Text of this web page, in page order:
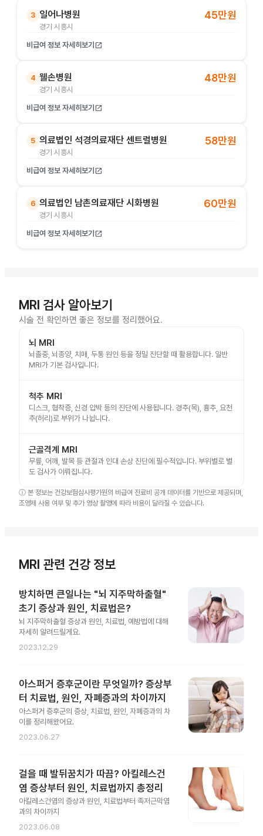
3 일어나병원
경기 시흥시
45만원
비급여 정보 자세히보기 open_in_new
4 웰손병원
경기 시흥시
48만원
비급여 정보 자세히보기 open_in_new
5 의료법인 석경의료재단 센트럴병원
경기 시흥시
58만원
비급여 정보 자세히보기 open_in_new
6 의료법인 남촌의료재단 시화병원
경기 시흥시
60만원
비급여 정보 자세히보기 open_in_new
MRI 검사 알아보기
시술 전 확인하면 좋은 정보를 정리했어요.
뇌 MRI
뇌졸중, 뇌종양, 치매, 두통 원인 등을 정밀 진단할 때 활용합니다. 일반
MRI가 기본 검사입니다.
척추 MRI
디스크, 협착증, 신경 압박 등의 진단에 사용됩니다. 경추(목), 흉추, 요천
추(허리)로 부위가 나뉩니다.
근골격계 MRI
무릎, 어깨, 발목 등 관절과 인대 손상 진단에 필수적입니다. 부위별로 별
도 검사가 이뤄집니다.
ⓘ 본 정보는 건강보험심사평가원의 비급여 진료비 공개 데이터를 기반으로 제공되며,
조영제 사용 여부 및 추가 영상 촬영에 따라 비용이 달라질 수 있습니다.
MRI 관련 건강 정보
방치하면 큰일나는 "뇌 지주막하출혈"
초기 증상과 원인, 치료법은?
뇌 지주막하출혈 증상과 원인, 치료법, 예방법에 대해
자세히 알려드릴게요.
2023.12.29
아스퍼거 증후군이란 무엇일까? 증상부
터 치료법, 원인, 자폐증과의 차이까지
아스퍼거 증후군의 증상, 치료법, 원인, 자폐증과의 차
이를 정리해왔어요.
2023.06.27
걸을 때 발뒤꿈치가 따끔? 아킬레스건
염 증상부터 원인, 치료법까지 총정리
아킬레스건염의 증상과 원인, 치료법부터 족저근막염
과의 차이까지
2023.06.08